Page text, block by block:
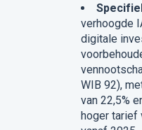
verhoogde
digitale
WIB 92),
van 22,5%
hoger tarief